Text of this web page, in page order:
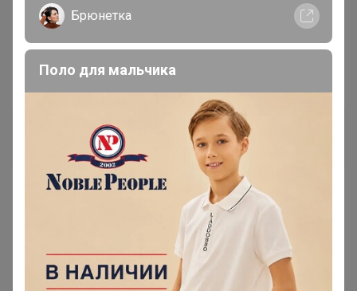
mkras24
Великий магистр
, скажите, СП 169 еще ждать? и когда?
Брюнетка
Поло для мальчика